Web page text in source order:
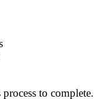
to complete.